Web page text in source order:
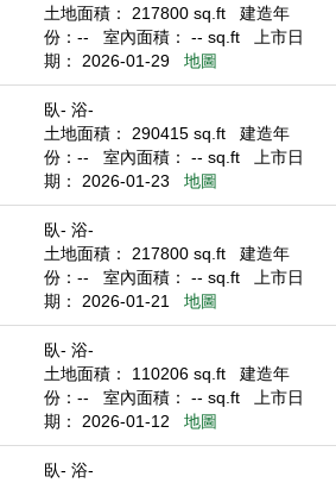
土地面積： 217800 sq.ft
建造年
份：--
室內面積： -- sq.ft
上市日
期： 2026-01-29
地圖
臥- 浴-
土地面積： 290415 sq.ft
建造年
份：--
室內面積： -- sq.ft
上市日
期： 2026-01-23
地圖
臥- 浴-
土地面積： 217800 sq.ft
建造年
份：--
室內面積： -- sq.ft
上市日
期： 2026-01-21
地圖
臥- 浴-
土地面積： 110206 sq.ft
建造年
份：--
室內面積： -- sq.ft
上市日
期： 2026-01-12
地圖
臥- 浴-